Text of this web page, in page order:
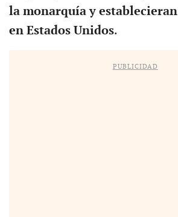
la monarquía y
en Estados Unidos.
PUBLICIDAD